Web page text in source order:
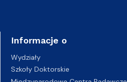
Informacje o
Wydziały
Szkoły Doktorskie